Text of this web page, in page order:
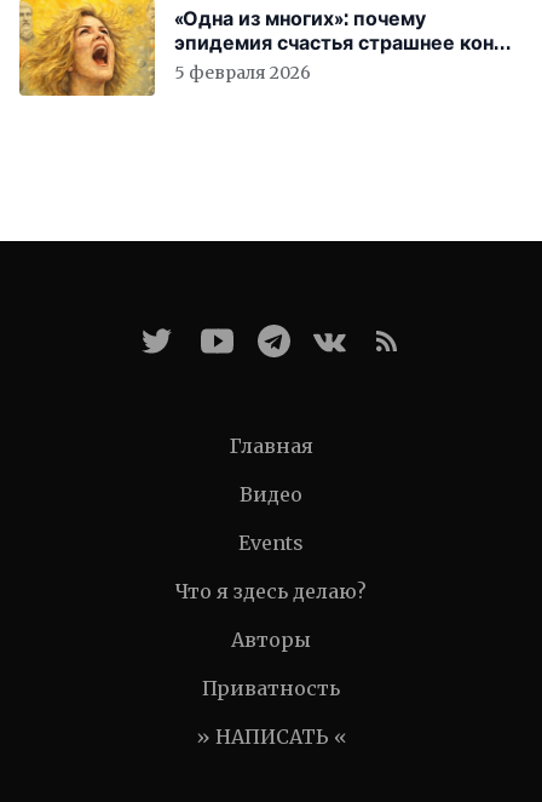
«Одна из многих»: почему
эпидемия счастья страшнее конца
света
5 февраля 2026
Главная
Видео
Events
Что я здесь делаю?
Авторы
Приватность
» НАПИСАТЬ «